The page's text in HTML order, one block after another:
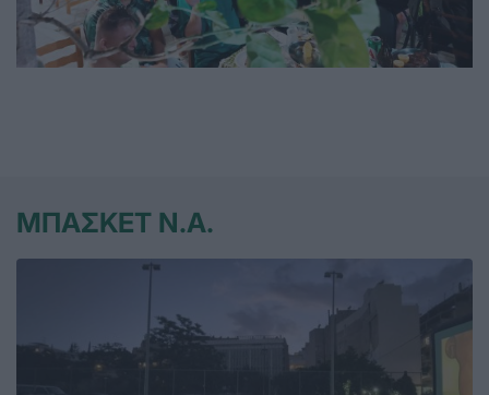
ΜΠΑΣΚΕΤ Ν.Α.